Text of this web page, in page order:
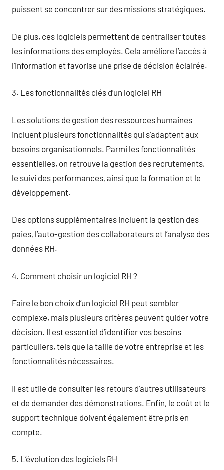
puissent se concentrer sur des missions stratégiques.
De plus, ces logiciels permettent de centraliser toutes
les informations des employés. Cela améliore l’accès à
l’information et favorise une prise de décision éclairée.
3. Les fonctionnalités clés d’un logiciel RH
Les solutions de gestion des ressources humaines
incluent plusieurs fonctionnalités qui s’adaptent aux
besoins organisationnels. Parmi les fonctionnalités
essentielles, on retrouve la gestion des recrutements,
le suivi des performances, ainsi que la formation et le
développement.
Des options supplémentaires incluent la gestion des
paies, l’auto-gestion des collaborateurs et l’analyse des
données RH.
4. Comment choisir un logiciel RH ?
Faire le bon choix d’un logiciel RH peut sembler
complexe, mais plusieurs critères peuvent guider votre
décision. Il est essentiel d’identifier vos besoins
particuliers, tels que la taille de votre entreprise et les
fonctionnalités nécessaires.
Il est utile de consulter les retours d’autres utilisateurs
et de demander des démonstrations. Enfin, le coût et le
support technique doivent également être pris en
compte.
5. L’évolution des logiciels RH